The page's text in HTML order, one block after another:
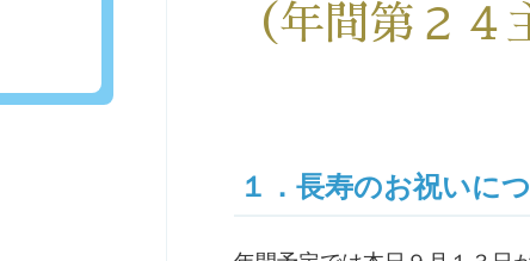
（年間第２４
１．長寿のお祝いに